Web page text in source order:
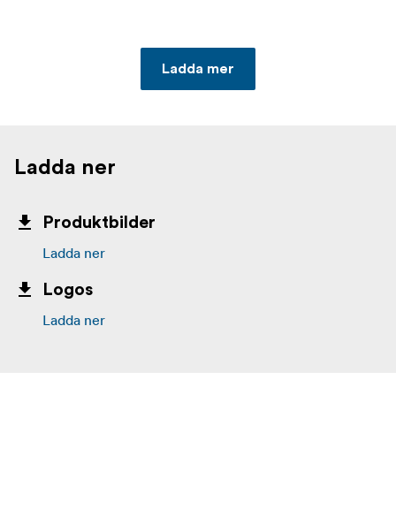
Ladda mer
Ladda ner
Produktbilder
Ladda ner
Logos
Ladda ner